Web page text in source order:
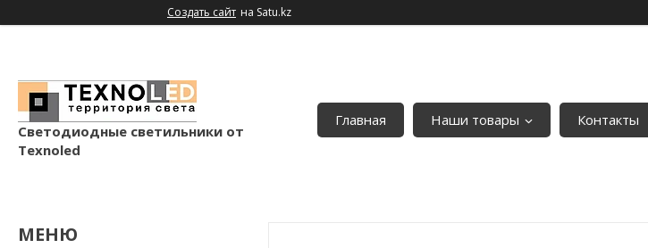
Создать сайт на Satu.kz
Светодиодные светильники от
Texnoled
Главная Наши товары Контакты